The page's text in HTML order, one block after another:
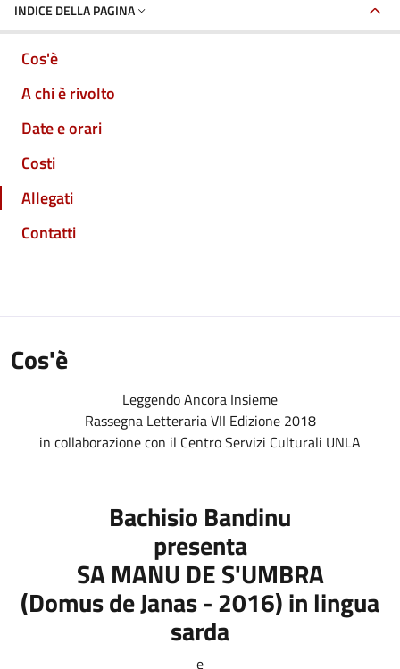
INDICE DELLA PAGINA
Cos'è
A chi è rivolto
Date e orari
Costi
Allegati
Contatti
Cos'è
Leggendo Ancora Insieme
Rassegna Letteraria VII Edizione 2018
in collaborazione con il Centro Servizi Culturali UNLA
Bachisio Bandinu
presenta
SA MANU DE S'UMBRA
(Domus de Janas - 2016) in lingua
sarda
e